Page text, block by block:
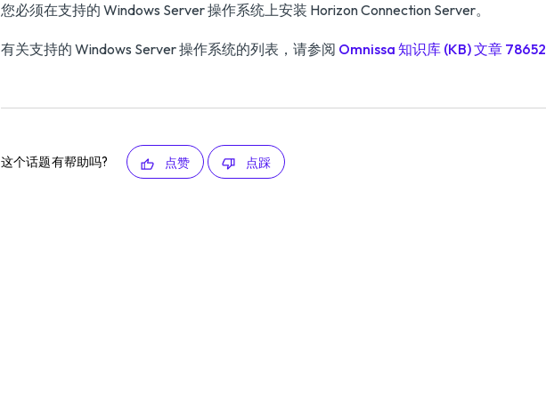
您必须在支持的 Windows Server 操作系统上安装 Horizon Connection Server。
有关支持的 Windows Server 操作系统的列表，请参阅 Omnissa 知识库 (KB) 文章 78652
这个话题有帮助吗? 点赞 点踩